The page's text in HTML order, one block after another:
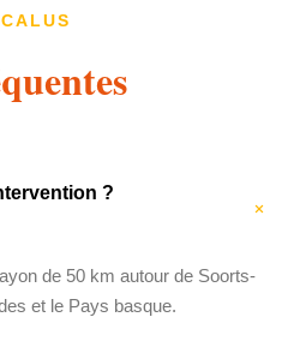
?
de 50 km autour de Soorts-
et le Pays basque.